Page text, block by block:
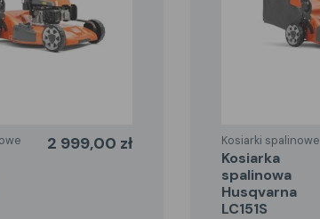
2 999,00 zł Kosiarki spalinowe
kosiarka
spalinowa
Husqvarna
LC151S